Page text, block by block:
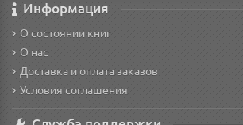
Информация
О состоянии книг
О нас
Доставка и оплата заказов
Условия соглашения